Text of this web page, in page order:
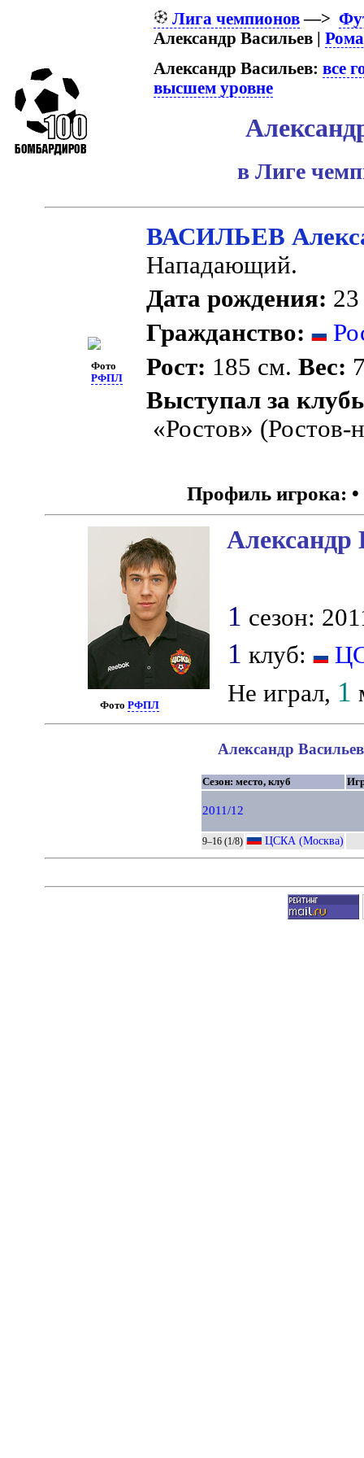
Лига чемпионов—>
Александр Васильев |
Александр Васильев:все
высшем уровне
в Лиге
Фото
РФПЛ
ВАСИЛЬЕВ
Нападающий.
Дата рождения: 23
Гражданство:
Рост: 185 см. Вес:
Выступал за
«Ростов»
Профиль игрока: •
Фото РФПЛ
Александр
1 сезон:
1 клуб:
Не играл, 1
Александр
Сезон: место, клуб
2011/12
9–16 (1/8) ЦСКА (Москва)